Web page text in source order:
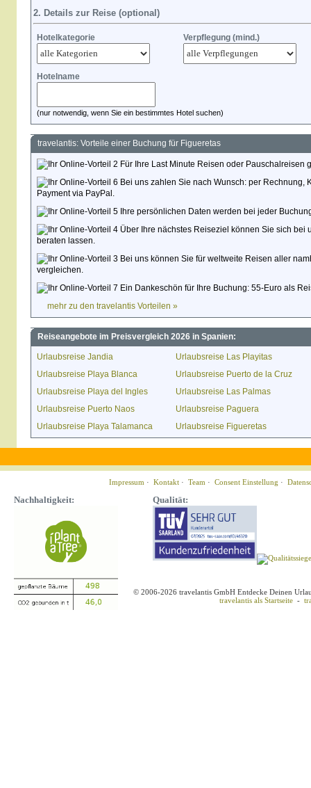
2. Details zur Reise (optional)
Hotelkategorie Verpflegung (mind.)
Hotelname
(nur notwendig, wenn Sie ein bestimmtes Hotel suchen)
travelantis: Vorteile einer Buchung für Figueretas
Für Ihre Last Minute Reisen oder Pauschalreisen
Bei uns zahlen Sie nach Wunsch: per Rechnung,
Payment via PayPal.
Ihre persönlichen Daten werden bei jeder
Über Ihre nächstes Reiseziel können Sie sich bei
beraten lassen.
Bei uns können Sie für weltweite Reisen aller
vergleichen.
Ein Dankeschön für Ihre Buchung: 55-Euro als
mehr zu den travelantis Vorteilen »
Reiseangebote im Preisvergleich 2026 in Spanien:
Urlaubsreise Jandia
Urlaubsreise Las Playitas
Urlaubsreise Playa Blanca
Urlaubsreise Puerto de la Cruz
Urlaubsreise Playa del Ingles
Urlaubsreise Las Palmas
Urlaubsreise Puerto Naos
Urlaubsreise Paguera
Urlaubsreise Playa Talamanca
Urlaubsreise Figueretas
Impressum · Kontakt · Team · Consent Einstellung ·
Nachhaltigkeit: Qualität:
© 2006-2026 travelantis GmbH Entdecke Deinen
travelantis als Startseite -